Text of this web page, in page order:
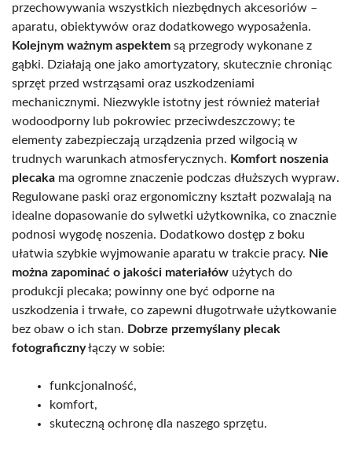
przechowywania wszystkich niezbędnych akcesoriów –
aparatu, obiektywów oraz dodatkowego wyposażenia.
Kolejnym ważnym aspektem są przegrody wykonane z
gąbki. Działają one jako amortyzatory, skutecznie chroniąc
sprzęt przed wstrząsami oraz uszkodzeniami
mechanicznymi. Niezwykle istotny jest również materiał
wodoodporny lub pokrowiec przeciwdeszczowy; te
elementy zabezpieczają urządzenia przed wilgocią w
trudnych warunkach atmosferycznych. Komfort noszenia
plecaka ma ogromne znaczenie podczas dłuższych wypraw.
Regulowane paski oraz ergonomiczny kształt pozwalają na
idealne dopasowanie do sylwetki użytkownika, co znacznie
podnosi wygodę noszenia. Dodatkowo dostęp z boku
ułatwia szybkie wyjmowanie aparatu w trakcie pracy. Nie
można zapominać o jakości materiałów użytych do
produkcji plecaka; powinny one być odporne na
uszkodzenia i trwałe, co zapewni długotrwałe użytkowanie
bez obaw o ich stan. Dobrze przemyślany plecak
fotograficznyłączy w sobie:
funkcjonalność,
komfort,
skuteczną ochronę dla naszego sprzętu.